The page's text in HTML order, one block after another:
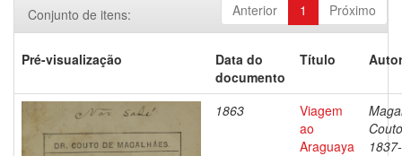
Anterior 1 Próximo
Conjunto de itens:
Pré-visualização
Data do
documento
Título
1863
Viagem
ao
Araguaya